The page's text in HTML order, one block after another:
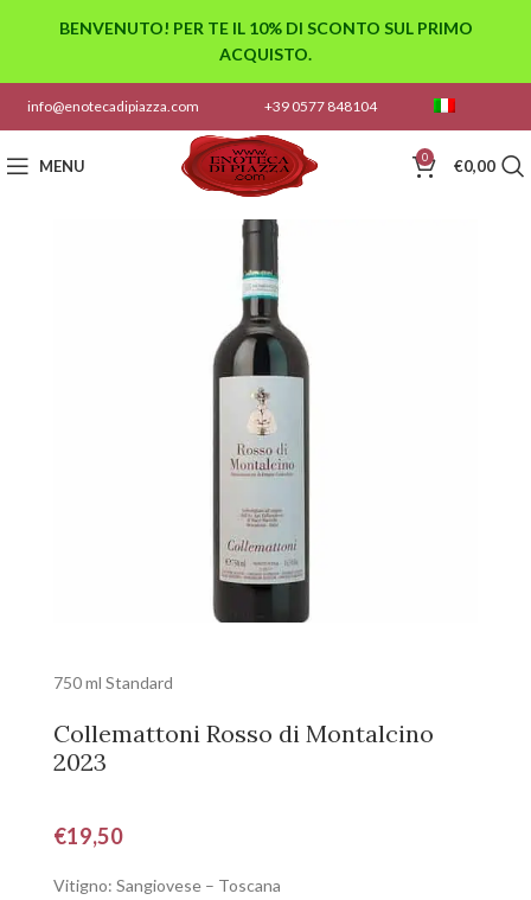
info@enotecadipiazza.com +39 0577 848104
MENU 0 €0,00
750 ml Standard
Collemattoni Rosso di Montalcino
2023
€19,50
Vitigno: Sangiovese – Toscana
BENVENUTO! PER TE IL 10% DI SCONTO SUL PRIMO
ACQUISTO.